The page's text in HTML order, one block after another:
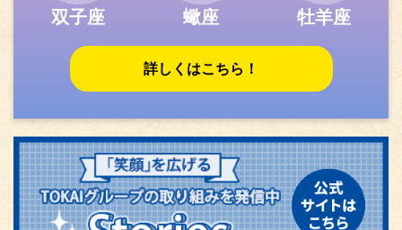
双子座 蠍座 牡羊座
詳しくはこちら！